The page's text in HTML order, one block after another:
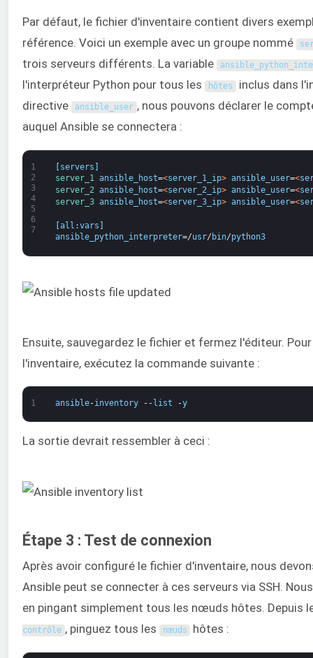
Par défaut, le fichier d'inventaire contient divers
référence. Voici un exemple avec un groupe nommé
trois serveurs différents. La variable
l'interpréteur Python pour tous les hôtes inclus dans
directive
ansible_user , nous pouvons déclarer le
auquel Ansible se connectera :
1
2
3
4
5
6
7
[servers ]
server_1 ansible_host=<server_1_ip> ansible_user=<
server_2 ansible_host=<server_2_ip> ansible_user=<
server_3 ansible_host=<server_3_ip> ansible_user=<
[all :vars ]
ansible_python_interpreter=/usr/ bin/python3
Ensuite, sauvegardez le fichier et fermez l'éditeur.
l'inventaire, exécutez la commande suivante :
1 ansible-inventory -- list -y
La sortie devrait ressembler à ceci :
Étape 3 : Test de connexion
Après avoir configuré le fichier d'inventaire, nous
Ansible peut se connecter à ces serveurs via SSH.
en pingant simplement tous les nœuds hôtes. Depuis
contrôle , pinguez tous les nœuds hôtes :